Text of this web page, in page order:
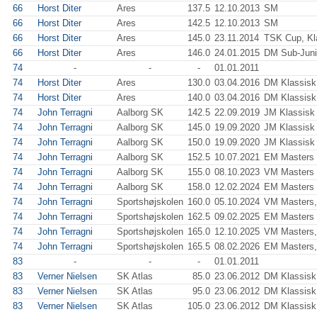
66
Horst Diter Ares 137.5 12.10.2013 SM
66
Horst Diter Ares 142.5 12.10.2013 SM
66
Horst Diter Ares 145.0 23.11.2014 TSK Cup,
66
Horst Diter Ares 146.0 24.01.2015 DM Sub-
74
- - -
01.01.2011
74
Horst Diter Ares 130.0 03.04.2016 DM Klassisk
74
Horst Diter Ares 140.0 03.04.2016 DM Klassisk
74
John Terragni Aalborg SK 142.5 22.09.2019 JM
74
John Terragni Aalborg SK 145.0 19.09.2020 JM
74
John Terragni Aalborg SK 150.0 19.09.2020 JM
74
John Terragni Aalborg SK 152.5 10.07.2021 EM Masters
74
John Terragni Aalborg SK 155.0 08.10.2023 VM
74
John Terragni Aalborg SK 158.0 12.02.2024 EM
74
John Terragni Sportshøjskolen 160.0 05.10.2024 VM
74
John Terragni Sportshøjskolen 162.5 09.02.2025 EM
74
John Terragni Sportshøjskolen 165.0 12.10.2025 VM
74
John Terragni Sportshøjskolen 165.5 08.02.2026 EM
83
- - -
01.01.2011
83
Verner Nielsen SK Atlas 85.0 23.06.2012 DM Klassisk
83
Verner Nielsen SK Atlas 95.0 23.06.2012 DM Klassisk
83
Verner Nielsen SK Atlas 105.0 23.06.2012 DM Klassisk